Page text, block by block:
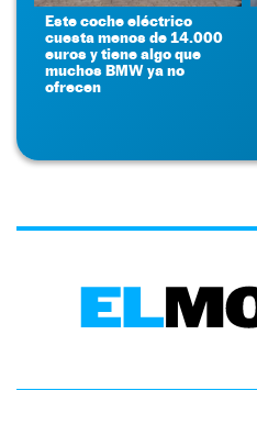
Este coche eléctrico
cuesta menos de 14.000
euros y tiene algo que
muchos BMW ya no
ofrecen